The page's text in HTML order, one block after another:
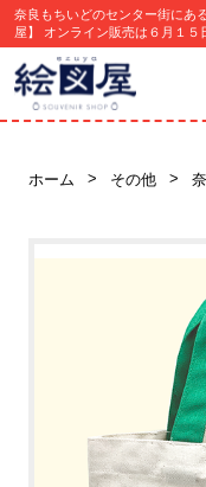
奈良もちいどのセンター街にあ
屋】 オンライン販売は６月１５
ホーム その他